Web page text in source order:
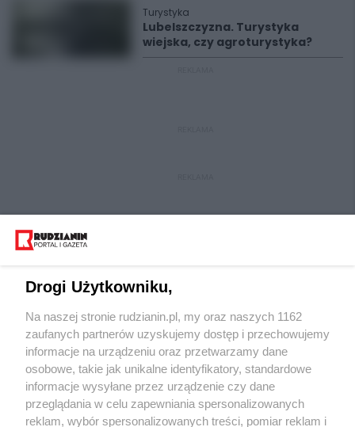
Turystyka
Lubelszczyzna. Turystyka
wiejska, czy agroturystyka?
Wydawca mediów lokalnych
Drogi Użytkowniku,
Na naszej stronie rudzianin.pl, my oraz naszych 1162
zaufanych partnerów uzyskujemy dostęp i przechowujemy
informacje na urządzeniu oraz przetwarzamy dane
osobowe, takie jak unikalne identyfikatory, standardowe
informacje wysyłane przez urządzenie czy dane
przeglądania w celu zapewniania spersonalizowanych
reklam, wybór spersonalizowanych treści, pomiar reklam i